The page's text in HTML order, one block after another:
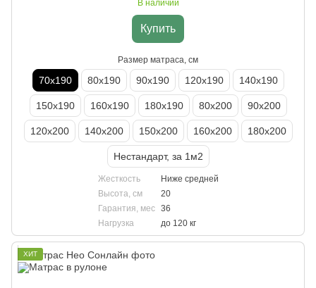
В наличии
Купить
Размер матраса, см
70х190 80х190 90х190 120х190 140х190
150х190 160х190 180х190 80х200 90х200
120х200 140х200 150х200 160х200 180х200
Нестандарт, за 1м2
Жесткость
Ниже средней
Высота, см
20
Гарантия, мес
36
Нагрузка
до 120 кг
ХИТ